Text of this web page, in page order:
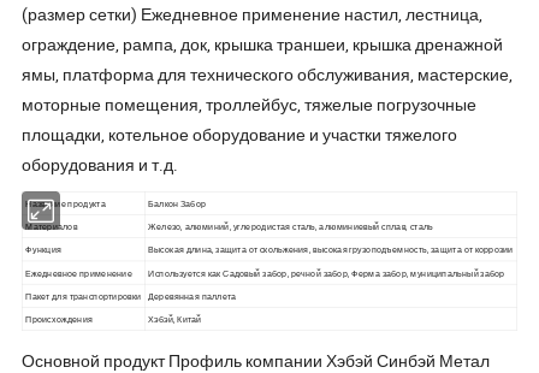
(размер сетки) Ежедневное применение настил, лестница,
ограждение, рампа, док, крышка траншеи, крышка дренажной
ямы, платформа для технического обслуживания, мастерские,
моторные помещения, троллейбус, тяжелые погрузочные
площадки, котельное оборудование и участки тяжелого
оборудования и т.д.
Название продукта
Балкон Забор
Материалов
Железо, алюминий, углеродистая сталь, алюминиевый сплав, сталь
Функция Высокая длина, защита от скольжения, высокая грузоподъемность, защита от коррозии
Ежедневное применение
Используется как Садовый забор, речной забор, Ферма забор, муниципальный забор
Пакет для транспортировки
Деревянная паллета
Происхождения Хэбэй, Китай
Основной продукт Профиль компании Хэбэй Синбэй Метал